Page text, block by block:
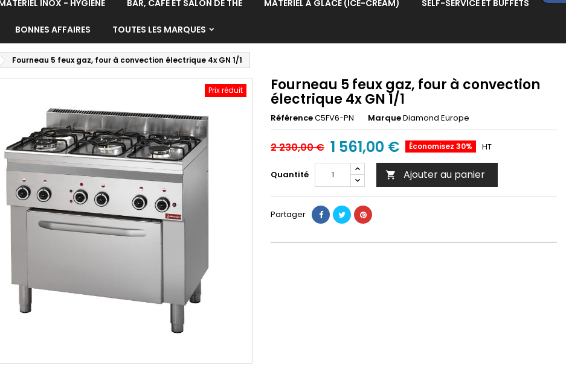
INOX - HYGIÈNE BAR, CAFÉ ET SALON DE THÉ MATÉRIEL À GLACE (ICE-CREAM) SELF-SERVICE ET BUFFETS
BONNES AFFAIRES TOUTES LES MARQUES
Fourneau 5 feux gaz, four à convection électrique 4x GN 1/1
Prix réduit Fourneau 5 feux gaz, four à convection
électrique 4x GN 1/1
RéférenceC5FV6-PN MarqueDiamond Europe
2 230,00 € 1 561,00 € Économisez 30% HT
Quantité  Ajouter au panier
Partager